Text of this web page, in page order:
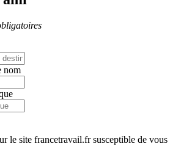
nom
le site francetravail.fr susceptible de vous